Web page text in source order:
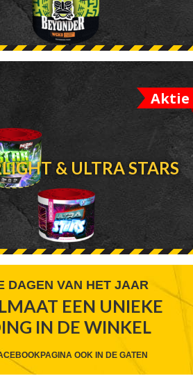
Aktie
& ULTRA STARS
DAGEN VAN HET JAAR
EEN UNIEKE
IN DE WINKEL
OOK IN DE GATEN